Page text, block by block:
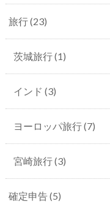
旅行(23)
茨城旅行(1)
インド (3)
ヨーロッパ旅行(7)
宮崎旅行(3)
確定申告(5)